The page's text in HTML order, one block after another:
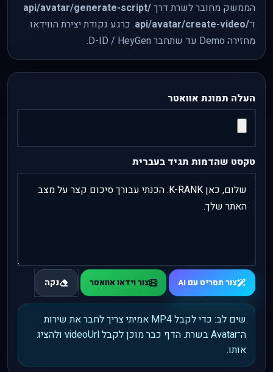
הממשק מחובר לשרת דרך/api/avatar/generate-script
ו־/api/avatar/create-video
. כרגע נקודת יצירת הווידאו
מחזירה Demo עד שתחבר D-ID / HeyGen.
העלה תמונת אוואטר
טקסט שהדמות תגיד בעברית
צור תסריט עם AI צור וידאו אוואטר נקה
שים לב: כדי לקבל MP4 אמיתי צריך לחבר את שירות
ה־Avatar בשרת. הדף כבר מוכן לקבל videoUrl ולהציג
אותו.